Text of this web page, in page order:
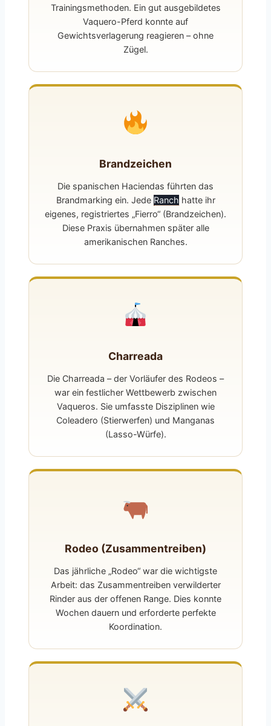
Trainingsmethoden. Ein gut ausgebildetes
Vaquero-Pferd konnte auf
Gewichtsverlagerung reagieren – ohne
Zügel.
Brandzeichen
Die spanischen Haciendas führten das
Brandmarking ein. Jede Ranch hatte ihr
eigenes, registriertes „Fierro“ (Brandzeichen).
Diese Praxis übernahmen später alle
amerikanischen Ranches.
Charreada
Die Charreada – der Vorläufer des Rodeos –
war ein festlicher Wettbewerb zwischen
Vaqueros. Sie umfasste Disziplinen wie
Coleadero (Stierwerfen) und Manganas
(Lasso-Würfe).
Rodeo (Zusammentreiben)
Das jährliche „Rodeo“ war die wichtigste
Arbeit: das Zusammentreiben verwilderter
Rinder aus der offenen Range. Dies konnte
Wochen dauern und erforderte perfekte
Koordination.